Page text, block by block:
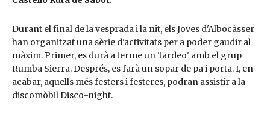
Durant el final de la vesprada i la nit, els Joves d'Albocàsser
han organitzat una sèrie d'activitats per a poder gaudir al
màxim. Primer, es durà a terme un 'tardeo' amb el grup
Rumba Sierra. Després, es farà un sopar de pa i porta. I, en
acabar, aquells més festers i festeres, podran assistir a la
discomòbil Disco-night.